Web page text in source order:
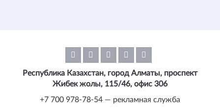
Республика Казахстан, город Алматы, проспект
Жибек жолы, 115/46, офис 306
+7 700 978-78-54 — рекламная служба